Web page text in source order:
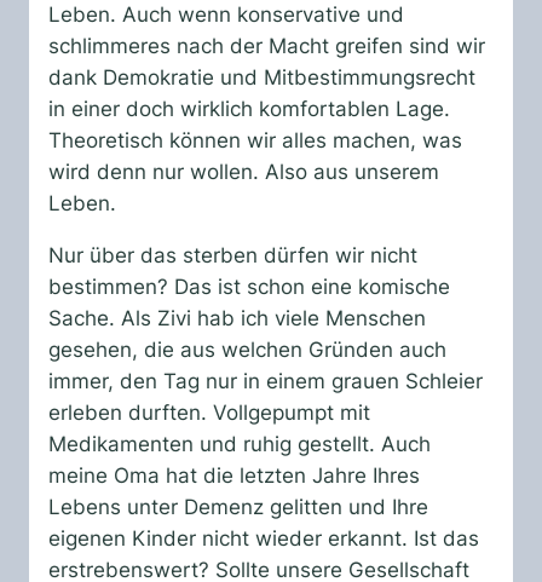
Leben. Auch wenn konservative und
schlimmeres nach der Macht greifen sind wir
dank Demokratie und Mitbestimmungsrecht
in einer doch wirklich komfortablen Lage.
Theoretisch können wir alles machen, was
wird denn nur wollen. Also aus unserem
Leben.
Nur über das sterben dürfen wir nicht
bestimmen? Das ist schon eine komische
Sache. Als Zivi hab ich viele Menschen
gesehen, die aus welchen Gründen auch
immer, den Tag nur in einem grauen Schleier
erleben durften. Vollgepumpt mit
Medikamenten und ruhig gestellt. Auch
meine Oma hat die letzten Jahre Ihres
Lebens unter Demenz gelitten und Ihre
eigenen Kinder nicht wieder erkannt. Ist das
erstrebenswert? Sollte unsere Gesellschaft